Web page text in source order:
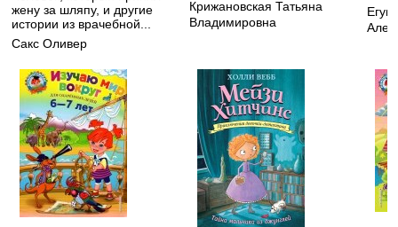
жену за шляпу, и другие
истории из врачебной...
Сакс Оливер
Крижановская Татьяна
Владимировна